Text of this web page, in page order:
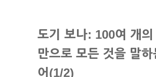
도기 보나: 100여 개의
만으로 모든 것을 말하
어(1/2)